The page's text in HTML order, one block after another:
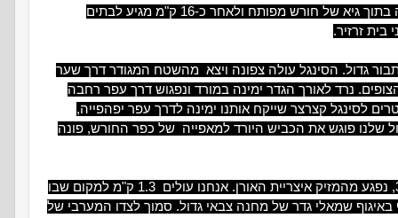
לדרך חרוב ענק. 400 מטרים משם, מימין, צומח אלון התבור מרשים. מכאן המסלול עולה בתוך גיא של חורש מפותח ולאחר כ-16 ק"מ מגיע לבתים
זרזיר.
גדול. הסינגל עולה צפונה ויצא מהשטח המגודר דרך שער
מזרחה עד לגדר מחנה הצופים. נרד לאורך הגדר ימינה במורד ונפגוש דרך עפר רחבה
שבילים אדום). כאן נפנה שמאלה, נרכוב כ-700 מטרים ונעלה בדרך עוד כ-300 מטרים לסינגל קצרצר שייקח אותנו ימינה לדרך עפר יפהפייה,
שלנו פוגש את הכביש היורד למאפייה של כפר החורש, פונה
עתה אנחנו רוכבים ביער צעיר, שקק"ל חידשה לאחר שהיער הוותיק, שניטע בשנות ה-30, נפגע מהמזיק איצריית האורן. אנחנו עולים 1.3 ק"מ למקום שבו
שמאלי גדר של מחנה צבאי גדול. סמוך לצדו המערבי של